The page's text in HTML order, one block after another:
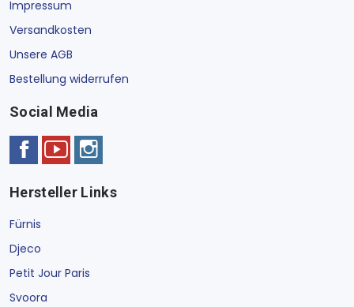
Impressum
Versandkosten
Unsere AGB
Bestellung widerrufen
Social Media
Hersteller Links
Fürnis
Djeco
Petit Jour Paris
Svoora